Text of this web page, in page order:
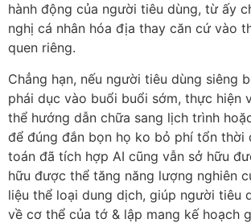
hành động của người tiêu dùng, từ ấy
nghị cá nhân hóa địa thay căn cứ vào
quen riêng.
Chẳng hạn, nếu người tiêu dùng siêng
phái dục vào buổi buổi sớm, thực hiện
thể hướng dẫn chữa sang lịch trình
để đúng đắn bọn họ ko bỏ phí tổn thời
toán đã tích hợp AI cũng vẫn sở hữu
hữu được thể tăng năng lượng nghiên
liệu thể loại dung dịch, giúp người tiêu
về cơ thể của tớ & lập mang kế hoạch